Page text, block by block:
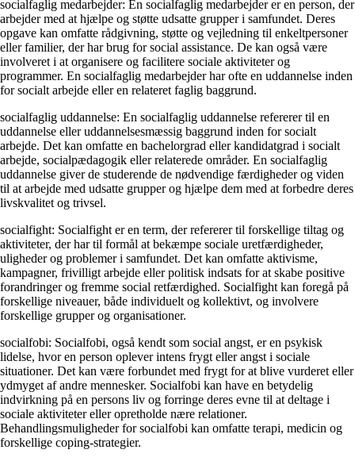
socialfaglig medarbejder: En socialfaglig medarbejder er en person, der
arbejder med at hjælpe og støtte udsatte grupper i samfundet. Deres
opgave kan omfatte rådgivning, støtte og vejledning til enkeltpersoner
eller familier, der har brug for social assistance. De kan også være
involveret i at organisere og facilitere sociale aktiviteter og
programmer. En socialfaglig medarbejder har ofte en uddannelse inden
for socialt arbejde eller en relateret faglig baggrund.
socialfaglig uddannelse: En socialfaglig uddannelse refererer til en
uddannelse eller uddannelsesmæssig baggrund inden for socialt
arbejde. Det kan omfatte en bachelorgrad eller kandidatgrad i socialt
arbejde, socialpædagogik eller relaterede områder. En socialfaglig
uddannelse giver de studerende de nødvendige færdigheder og viden
til at arbejde med udsatte grupper og hjælpe dem med at forbedre deres
livskvalitet og trivsel.
socialfight: Socialfight er en term, der refererer til forskellige tiltag og
aktiviteter, der har til formål at bekæmpe sociale uretfærdigheder,
uligheder og problemer i samfundet. Det kan omfatte aktivisme,
kampagner, frivilligt arbejde eller politisk indsats for at skabe positive
forandringer og fremme social retfærdighed. Socialfight kan foregå på
forskellige niveauer, både individuelt og kollektivt, og involvere
forskellige grupper og organisationer.
socialfobi: Socialfobi, også kendt som social angst, er en psykisk
lidelse, hvor en person oplever intens frygt eller angst i sociale
situationer. Det kan være forbundet med frygt for at blive vurderet eller
ydmyget af andre mennesker. Socialfobi kan have en betydelig
indvirkning på en persons liv og forringe deres evne til at deltage i
sociale aktiviteter eller opretholde nære relationer.
Behandlingsmuligheder for socialfobi kan omfatte terapi, medicin og
forskellige coping-strategier.